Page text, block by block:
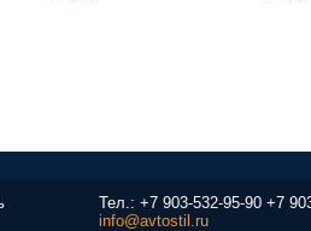
Тел.: +7 903-532-95-90 +7
info@avtostil.ru